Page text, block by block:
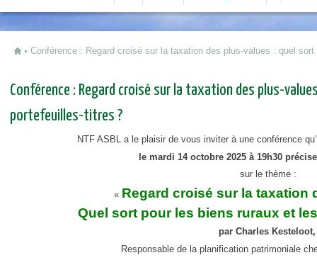
Conférence : Regard croisé sur la taxation des plus-values : quel
Conférence : Regard croisé sur la taxation des plus-
portefeuilles-titres ?
NTF ASBL a le plaisir de vous inviter à une conférence
le mardi 14 octobre 2025 à 19h30
sur le thème :
« Regard croisé sur la taxation
Quel sort pour les biens ruraux et
par Charles
Responsable de la planification patrimoniale